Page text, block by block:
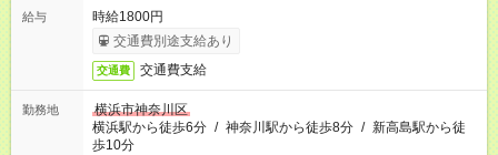
給与
時給1800円
交通費別途支給あり
交通費 交通費支給
勤務地
横浜市神奈川区
横浜駅から徒歩6分 / 神奈川駅から徒歩8分 / 新高島駅から徒
歩10分